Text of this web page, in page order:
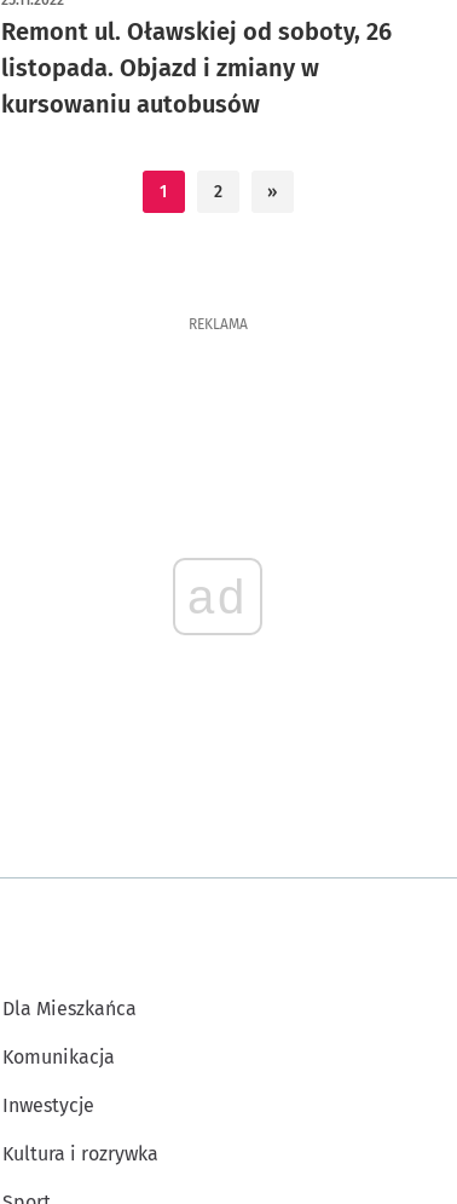
Remont ul. Oławskiej od soboty, 26
listopada. Objazd i zmiany w
kursowaniu autobusów
1 2 »
REKLAMA
ad
Dla Mieszkańca
Komunikacja
Inwestycje
Kultura i rozrywka